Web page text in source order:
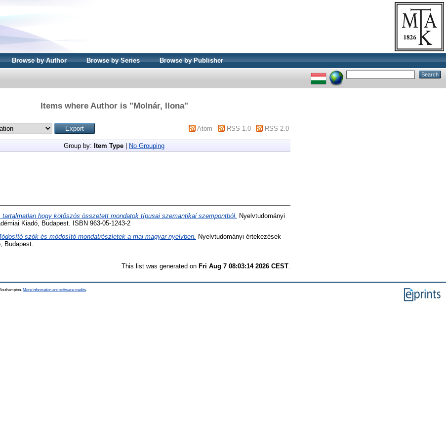
Browse by Author Browse by Series Browse by Publisher
Items where Author is "Molnár, Ilona"
Atom RSS 1.0 RSS 2.0
Group by: Item Type No Grouping
tartalmatlan hogy kötőszós összetett mondatok típusai szemantikai szempontból. Nyelvtudományi
Kiadó, Budapest. ISBN 963-05-1243-2
szók és módosító mondatrészletek a mai magyar nyelvben. Nyelvtudományi értekezések
Budapest.
This list was generated on Fri Aug 7 08:03:14 2026 CEST.
More information and software credits